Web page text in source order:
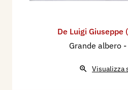
De Luigi Giuseppe
Grande albero
Visualizza